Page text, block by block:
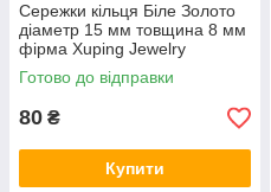
Сережки кільця Біле Золото
діаметр 15 мм товщина 8 мм
фірма Xuping Jewelry
сріблясті візерунки з
кристалами
Готово до відправки
80 ₴
Купити